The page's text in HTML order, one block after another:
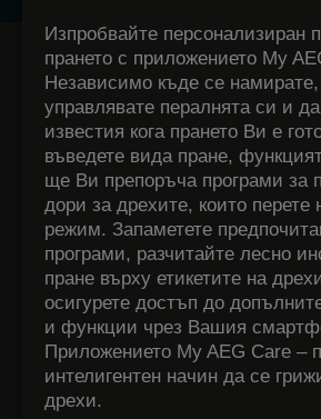
Изпробвайте персонализиран
прането с приложението My
Независимо къде се
управлявате пералнята си и
известия кога прането Ви е
въведете вида пране,
ще Ви препоръча програми за
дори за дрехите, които перете
режим. Запаметете
програми, разчитайте лесно
пране върху етикетите на
осигурете достъп до
и функции чрез Вашия
Приложението My AEG Care –
интелигентен начин да се
дрехи.